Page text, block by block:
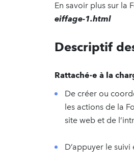
En savoir plus sur la
eiffage-1.html
Descriptif
Rattaché·e à la
De créer ou
les actions de la
site web et de
D’appuyer le